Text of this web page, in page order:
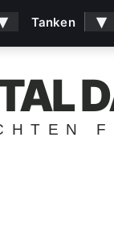
Tanken ▾